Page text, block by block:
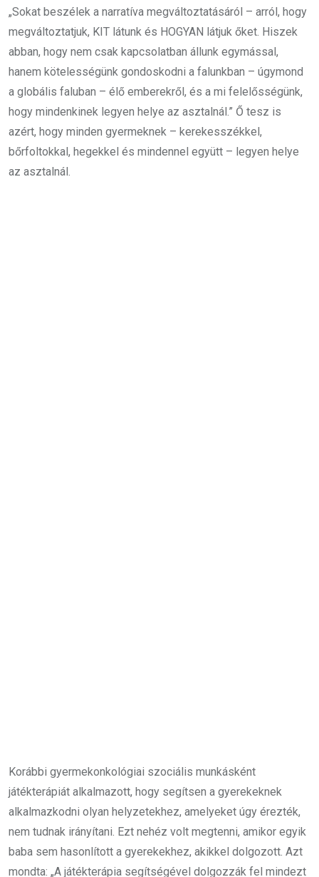
„Sokat beszélek a narratíva megváltoztatásáról – arról, hogy
megváltoztatjuk, KIT látunk és HOGYAN látjuk őket. Hiszek
abban, hogy nem csak kapcsolatban állunk egymással,
hanem kötelességünk gondoskodni a falunkban – úgymond
a globális faluban – élő emberekről, és a mi felelősségünk,
hogy mindenkinek legyen helye az asztalnál.” Ő tesz is
azért, hogy minden gyermeknek – kerekesszékkel,
bőrfoltokkal, hegekkel és mindennel együtt – legyen helye
az asztalnál.
Korábbi gyermekonkológiai szociális munkásként
játékterápiát alkalmazott, hogy segítsen a gyerekeknek
alkalmazkodni olyan helyzetekhez, amelyeket úgy érezték,
nem tudnak irányítani. Ezt nehéz volt megtenni, amikor egyik
baba sem hasonlított a gyerekekhez, akikkel dolgozott. Azt
mondta: „A játékterápia segítségével dolgozzák fel mindezt